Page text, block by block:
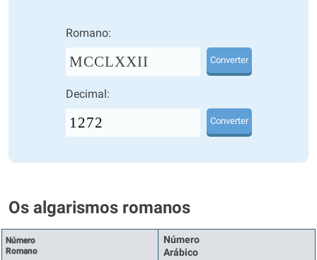
Romano:
MCCLXXII Converter
Decimal:
Converter
Os algarismos romanos
Número
Romano
Número
Arábico